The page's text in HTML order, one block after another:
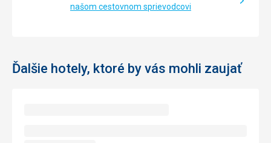
našom cestovnom sprievodcovi
Ďalšie hotely, ktoré by vás mohli zaujať